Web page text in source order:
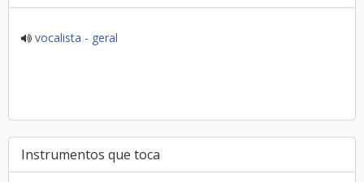
vocalista - geral
Instrumentos que toca